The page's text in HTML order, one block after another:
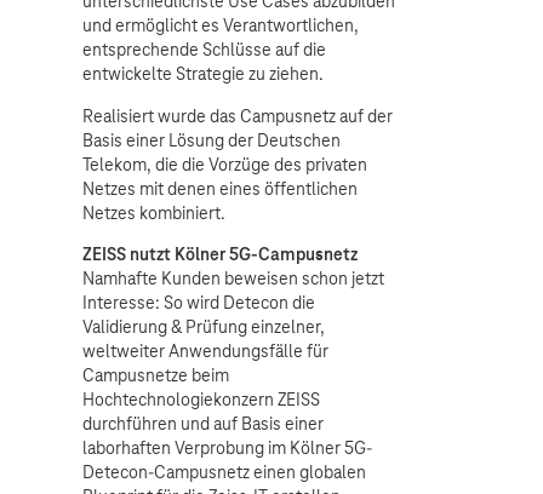
und ermöglicht es Verantwortlichen,
entsprechende Schlüsse auf die
entwickelte Strategie zu ziehen.
Realisiert wurde das Campusnetz auf der
Basis einer Lösung der Deutschen
Telekom, die die Vorzüge des privaten
Netzes mit denen eines öffentlichen
Netzes kombiniert.
ZEISS nutzt Kölner 5G-Campusnetz
Namhafte Kunden beweisen schon jetzt
Interesse: So wird Detecon die
Validierung & Prüfung einzelner,
weltweiter Anwendungsfälle für
Campusnetze beim
Hochtechnologiekonzern ZEISS
durchführen und auf Basis einer
laborhaften Verprobung im Kölner 5G-
Detecon-Campusnetz einen globalen